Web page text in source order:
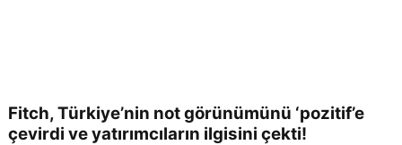
Fitch, Türkiye’nin not görünümünü ‘pozitif’e
çevirdi ve yatırımcıların ilgisini çekti!